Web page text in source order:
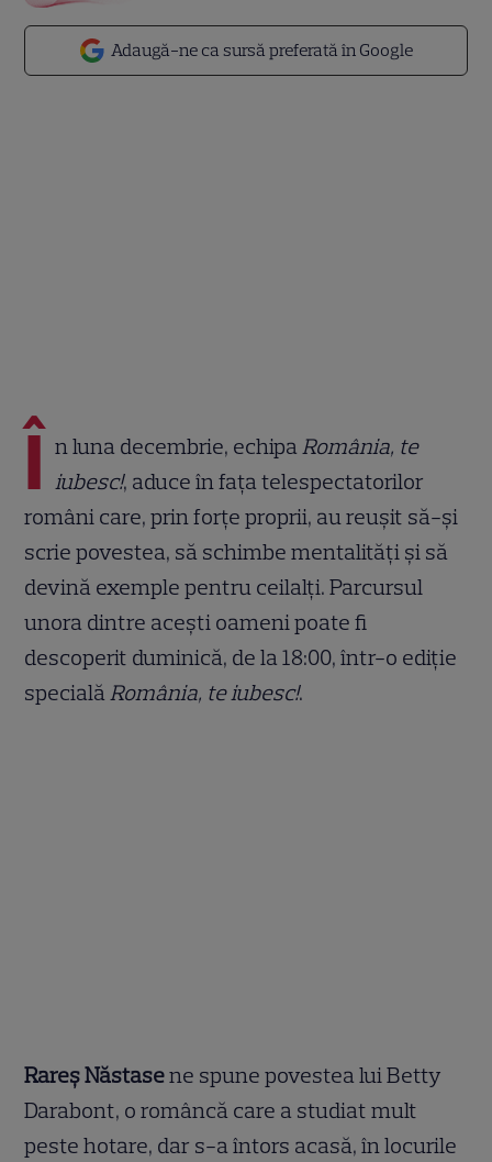
Adaugă-ne ca sursă preferată în Google
Î n luna decembrie, echipa România, te
iubesc!, aduce în fața telespectatorilor
români care, prin forțe proprii, au reușit să-și
scrie povestea, să schimbe mentalități și să
devină exemple pentru ceilalți. Parcursul
unora dintre acești oameni poate fi
descoperit duminică, de la 18:00, într-o ediție
specială România, te iubesc!.
Rareș Năstasene spune povestea lui Betty
Darabont, o româncă care a studiat mult
peste hotare, dar s-a întors acasă, în locurile